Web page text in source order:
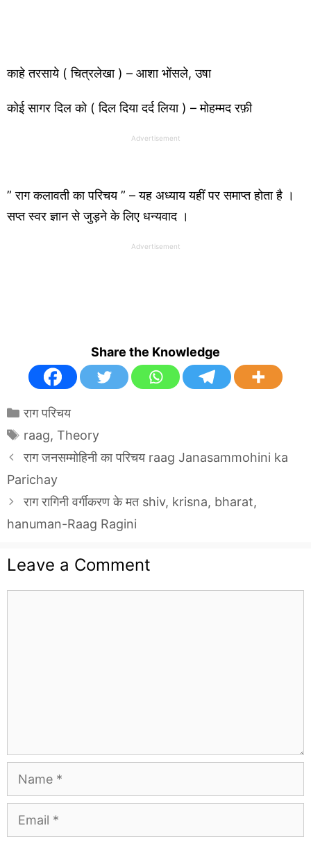
काहे तरसाये ( चित्रलेखा ) – आशा भोंसले, उषा
कोई सागर दिल को ( दिल दिया दर्द लिया ) – मोहम्मद रफ़ी
Advertisement
” राग कलावती का परिचय ” – यह अध्याय यहीं पर समाप्त होता है ।
सप्त स्वर ज्ञान से जुड़ने के लिए धन्यवाद ।
Advertisement
Share the Knowledge
Categories
राग परिचय
Tags
raag, Theory
राग जनसम्मोहिनी का परिचय raag Janasammohini ka
Parichay
राग रागिनी वर्गीकरण के मत shiv, krisna, bharat,
hanuman-Raag Ragini
Leave a Comment
Name
Email